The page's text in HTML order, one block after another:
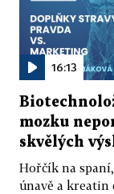
16:13
mozku
skvělých
Hořčík na
únavě a kreatin